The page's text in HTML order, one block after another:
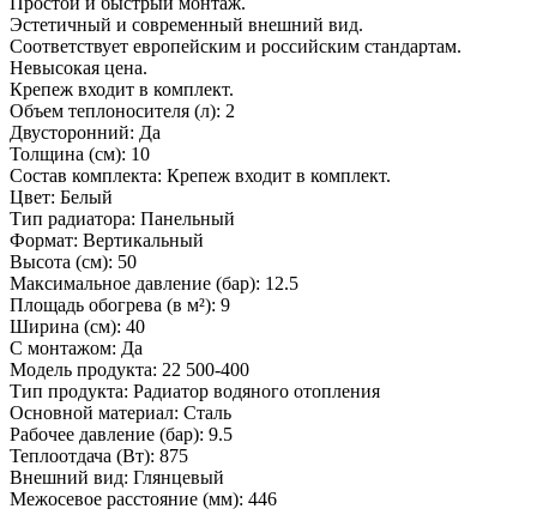
Эстетичный и современный внешний вид.
Соответствует европейским и российским стандартам.
Невысокая цена.
Крепеж входит в комплект.
Объем теплоносителя (л): 2
Двусторонний: Да
Толщина (см): 10
Состав комплекта: Крепеж входит в комплект.
Цвет: Белый
Тип радиатора: Панельный
Формат: Вертикальный
Высота (см): 50
Максимальное давление (бар): 12.5
Площадь обогрева (в м²): 9
Ширина (см): 40
С монтажом: Да
Модель продукта: 22 500-400
Тип продукта: Радиатор водяного отопления
Основной материал: Сталь
Рабочее давление (бар): 9.5
Теплоотдача (Вт): 875
Внешний вид: Глянцевый
Межосевое расстояние (мм): 446